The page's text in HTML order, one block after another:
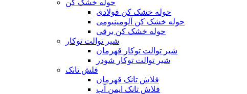
حوله خشک کن
حوله خشک کن فولادی
حوله خشک کن آلومینیومی
حوله خشک کن برقی
شیر توالت توکار
شیر توالت توکار قهرمان
شیر توالت توکار شودر
فلش تانک
فلاش تانک قهرمان
فلاش تانک ایمن آب